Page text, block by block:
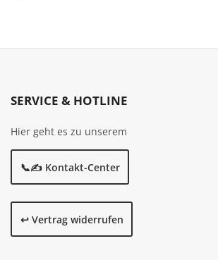
SERVICE & HOTLINE
Hier geht es zu unserem
📞✍️ Kontakt-Center
↩️ Vertrag widerrufen